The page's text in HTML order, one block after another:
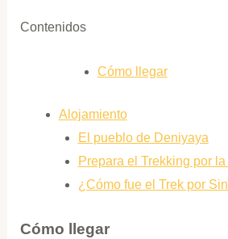
Contenidos
Cómo llegar
Alojamiento
El pueblo de Deniyaya
Prepara el Trekking por
¿Cómo fue el Trek por
Cómo llegar